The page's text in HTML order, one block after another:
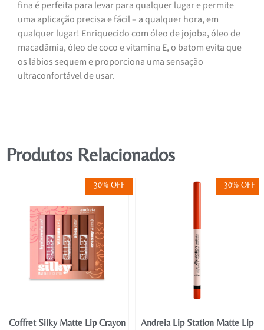
fina é perfeita para levar para qualquer lugar e permite
uma aplicação precisa e fácil – a qualquer hora, em
qualquer lugar! Enriquecido com óleo de jojoba, óleo de
macadâmia, óleo de coco e vitamina E, o batom evita que
os lábios sequem e proporciona uma sensação
ultraconfortável de usar.
Produtos Relacionados
30% OFF
Coffret Silky Matte Lip Crayon
30% OFF
Andreia Lip Station Matte Lip